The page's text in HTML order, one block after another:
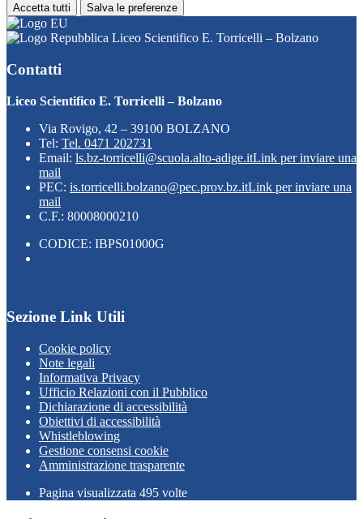
Accetta tutti Salva le preferenze
Liceo Scientifico E. Torricelli – Bolzano
Contatti
Liceo Scientifico E. Torricelli – Bolzano
Via Rovigo, 42 – 39100 BOLZANO
Tel: Tel. 0471 202731
Email: ls.bz-torricelli@scuola.alto-adige.itLink per inviare una
mail
PEC: is.torricelli.bolzano@pec.prov.bz.itLink per inviare una
mail
C.F.: 80008000210
CODICE: IBPS01000G
Sezione Link Utili
Cookie policy
Note legali
Informativa Privacy
Ufficio Relazioni con il Pubblico
Dichiarazione di accessibilità
Obiettivi di accessibilità
Whistleblowing
Gestione consensi cookie
Amministrazione trasparente
Pagina visualizzata 495 volte